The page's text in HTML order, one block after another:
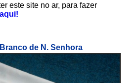
este site no ar, para fazer
de N. Senhora